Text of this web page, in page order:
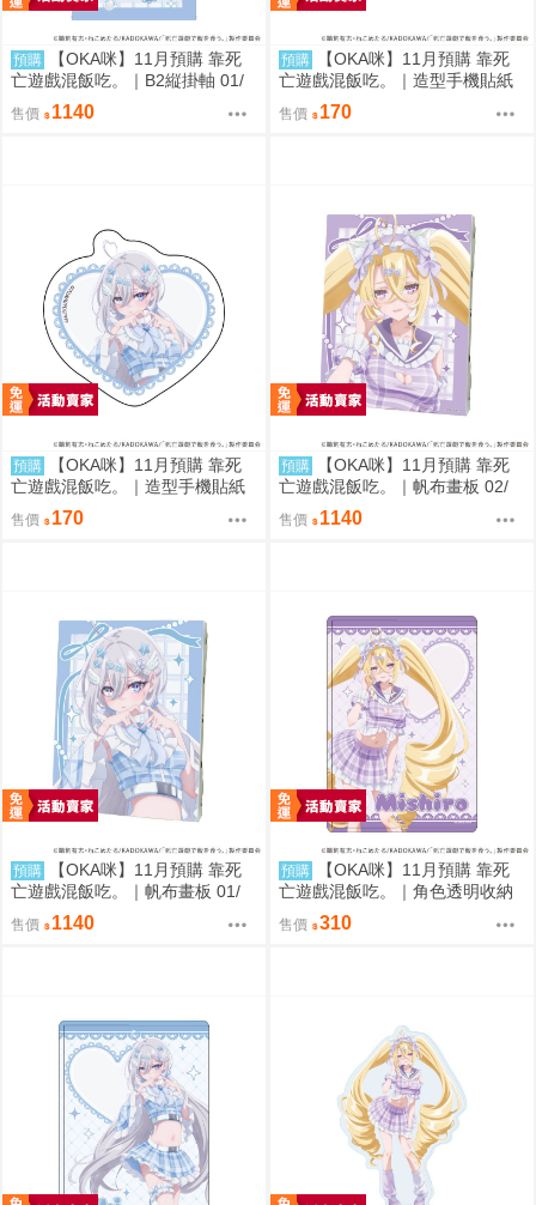
預購
【OKA咪】11月預購 靠死
亡遊戲混飯吃。｜B2縦掛軸 01/
(新繪插畫) (幽鬼)
售價 1140
預購
【OKA咪】11月預購 靠死
亡遊戲混飯吃。｜造型手機貼紙
02/ (新繪插畫) (御城)
售價 170
預購
【OKA咪】11月預購 靠死
亡遊戲混飯吃。｜造型手機貼紙
01/ (新繪插畫) (幽鬼)
售價 170
預購
【OKA咪】11月預購 靠死
亡遊戲混飯吃。｜帆布畫板 02/
(新繪插畫) (御城)
售價 1140
預購
【OKA咪】11月預購 靠死
亡遊戲混飯吃。｜帆布畫板 01/
(新繪插畫) (幽鬼)
售價 1140
預購
【OKA咪】11月預購 靠死
亡遊戲混飯吃。｜角色透明收納
夾 02/ (新繪插畫) (御城)
售價 310